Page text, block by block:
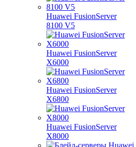
Huawei FusionServer
8100 V5
Huawei FusionServer
X6000
Huawei FusionServer
X6800
Huawei FusionServer
X8000